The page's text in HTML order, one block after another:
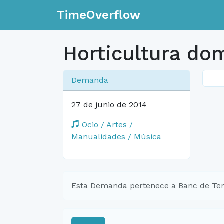
TimeOverflow
Horticultura
Demanda
27 de junio de 2014
Ocio / Artes /
Manualidades / Música
Esta Demanda pertenece a Banc de